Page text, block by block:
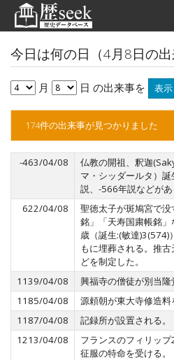
今日は何の日（4月8日の出
月 日 の出来事を 表示
174件の出来事が見つかりました
-463/04/08
仏教の開祖、釈迦
マ・シッダールタ）
説、-566年説などがあ
622/04/08
聖徳太子が斑鳩宮で
銘」「天寿国粛帳銘
歳（誕生:(敏達)3(574)
もに埋葬される。推
どを制定した。
1139/04/08
興福寺の僧徒が別当隆
1185/04/08
源頼朝が東大寺修造料
1187/04/08
記録所が設置される。
1213/04/08
フランスのフィリッ
征服の特命を受ける。